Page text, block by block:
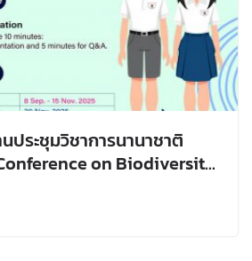
ประชุมวิชาการนานาชาติ
on Biodiversity,